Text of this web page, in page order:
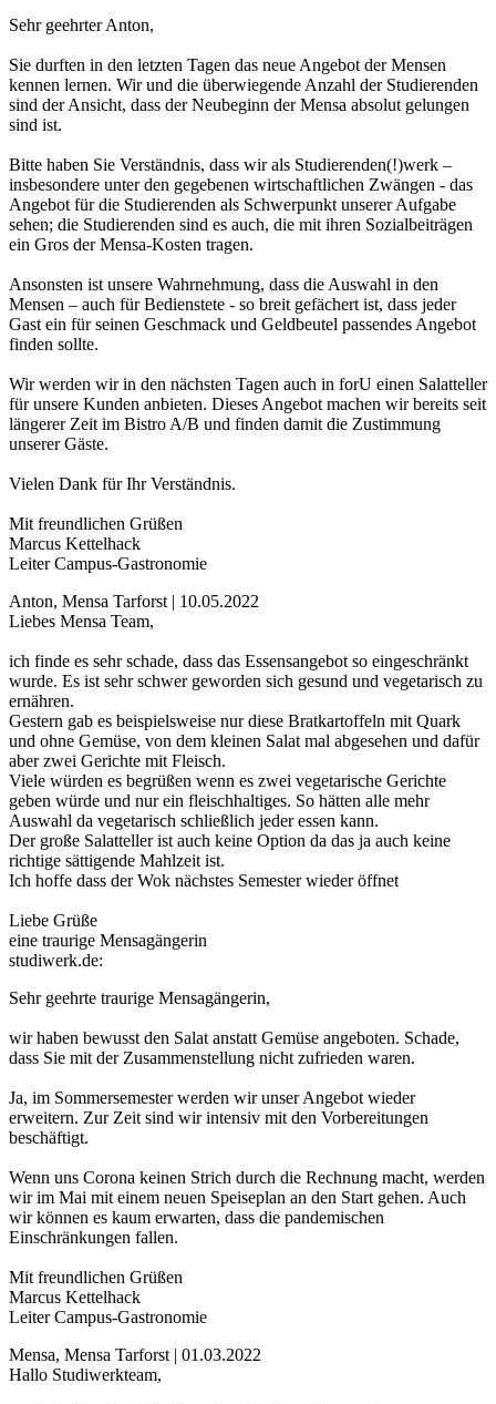
Sehr geehrter Anton,
Sie durften in den letzten Tagen das neue Angebot der Mensen
kennen lernen. Wir und die überwiegende Anzahl der Studierenden
sind der Ansicht, dass der Neubeginn der Mensa absolut gelungen
sind ist.
Bitte haben Sie Verständnis, dass wir als Studierenden(!)werk –
insbesondere unter den gegebenen wirtschaftlichen Zwängen - das
Angebot für die Studierenden als Schwerpunkt unserer Aufgabe
sehen; die Studierenden sind es auch, die mit ihren Sozialbeiträgen
ein Gros der Mensa-Kosten tragen.
Ansonsten ist unsere Wahrnehmung, dass die Auswahl in den
Mensen – auch für Bedienstete - so breit gefächert ist, dass jeder
Gast ein für seinen Geschmack und Geldbeutel passendes Angebot
finden sollte.
Wir werden wir in den nächsten Tagen auch in forU einen Salatteller
für unsere Kunden anbieten. Dieses Angebot machen wir bereits seit
längerer Zeit im Bistro A/B und finden damit die Zustimmung
unserer Gäste.
Vielen Dank für Ihr Verständnis.
Mit freundlichen Grüßen
Marcus Kettelhack
Leiter Campus-Gastronomie
Anton, Mensa Tarforst | 10.05.2022
Liebes Mensa Team,
ich finde es sehr schade, dass das Essensangebot so eingeschränkt
wurde. Es ist sehr schwer geworden sich gesund und vegetarisch zu
ernähren.
Gestern gab es beispielsweise nur diese Bratkartoffeln mit Quark
und ohne Gemüse, von dem kleinen Salat mal abgesehen und dafür
aber zwei Gerichte mit Fleisch.
Viele würden es begrüßen wenn es zwei vegetarische Gerichte
geben würde und nur ein fleischhaltiges. So hätten alle mehr
Auswahl da vegetarisch schließlich jeder essen kann.
Der große Salatteller ist auch keine Option da das ja auch keine
richtige sättigende Mahlzeit ist.
Ich hoffe dass der Wok nächstes Semester wieder öffnet
Liebe Grüße
eine traurige Mensagängerin
studiwerk.de:
Sehr geehrte traurige Mensagängerin,
wir haben bewusst den Salat anstatt Gemüse angeboten. Schade,
dass Sie mit der Zusammenstellung nicht zufrieden waren.
Ja, im Sommersemester werden wir unser Angebot wieder
erweitern. Zur Zeit sind wir intensiv mit den Vorbereitungen
beschäftigt.
Wenn uns Corona keinen Strich durch die Rechnung macht, werden
wir im Mai mit einem neuen Speiseplan an den Start gehen. Auch
wir können es kaum erwarten, dass die pandemischen
Einschränkungen fallen.
Mit freundlichen Grüßen
Marcus Kettelhack
Leiter Campus-Gastronomie
Mensa, Mensa Tarforst | 01.03.2022
Hallo Studiwerkteam,